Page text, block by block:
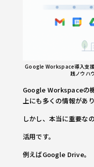
Google Workspace導入支援
践ノウハ
Google Workspaceの
上にも多くの情報があり
しかし、本当に重要な
活用です。
例えばGoogle Drive。